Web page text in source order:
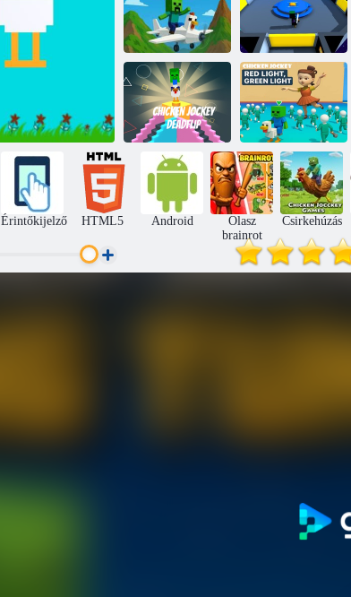
Csirke zsoké sík
futója
Csirke zsoké
köztünk
Csirke zsoké
holtflip
Csirke zsoké:
piros fény, zöld
fény
Érintőkijelző HTML5 Android
Olasz
brainrot
Csirkehúzás